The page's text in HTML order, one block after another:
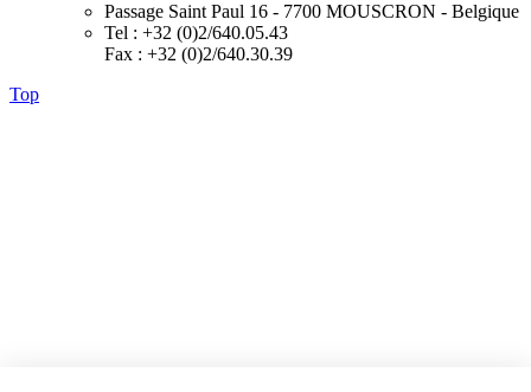
Passage Saint Paul 16 - 7700 MOUSCRON - Belgique
Tel : +32 (0)2/640.05.43
Fax : +32 (0)2/640.30.39
Top